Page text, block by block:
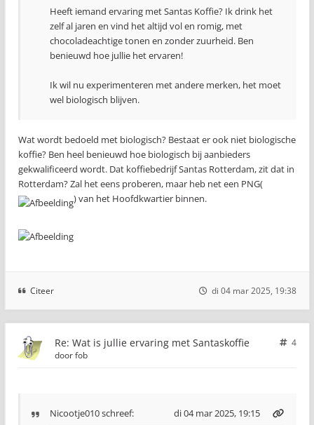
Heeft iemand ervaring met Santas Koffie? Ik drink het
zelf al jaren en vind het altijd vol en romig, met
chocoladeachtige tonen en zonder zuurheid. Ben
benieuwd hoe jullie het ervaren!
Ik wil nu experimenteren met andere merken, het moet
wel biologisch blijven.
Wat wordt bedoeld met biologisch? Bestaat er ook niet biologische
koffie? Ben heel benieuwd hoe biologisch bij aanbieders
gekwalificeerd wordt. Dat koffiebedrijf Santas Rotterdam, zit dat in
Rotterdam? Zal het eens proberen, maar heb net een PNG(
) van het Hoofdkwartier binnen.
Citeer di 04 mar 2025, 19:38
Re: Wat is jullie ervaring met Santaskoffie
4
doorfob
Nicootje010schreef: di 04 mar 2025, 19:15